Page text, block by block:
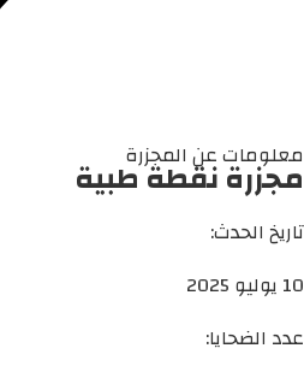
معلومات عن المجزرة
مجزرة نقطة طبية
تاريخ الحدث:
10 يوليو 2025
عدد الضحايا: